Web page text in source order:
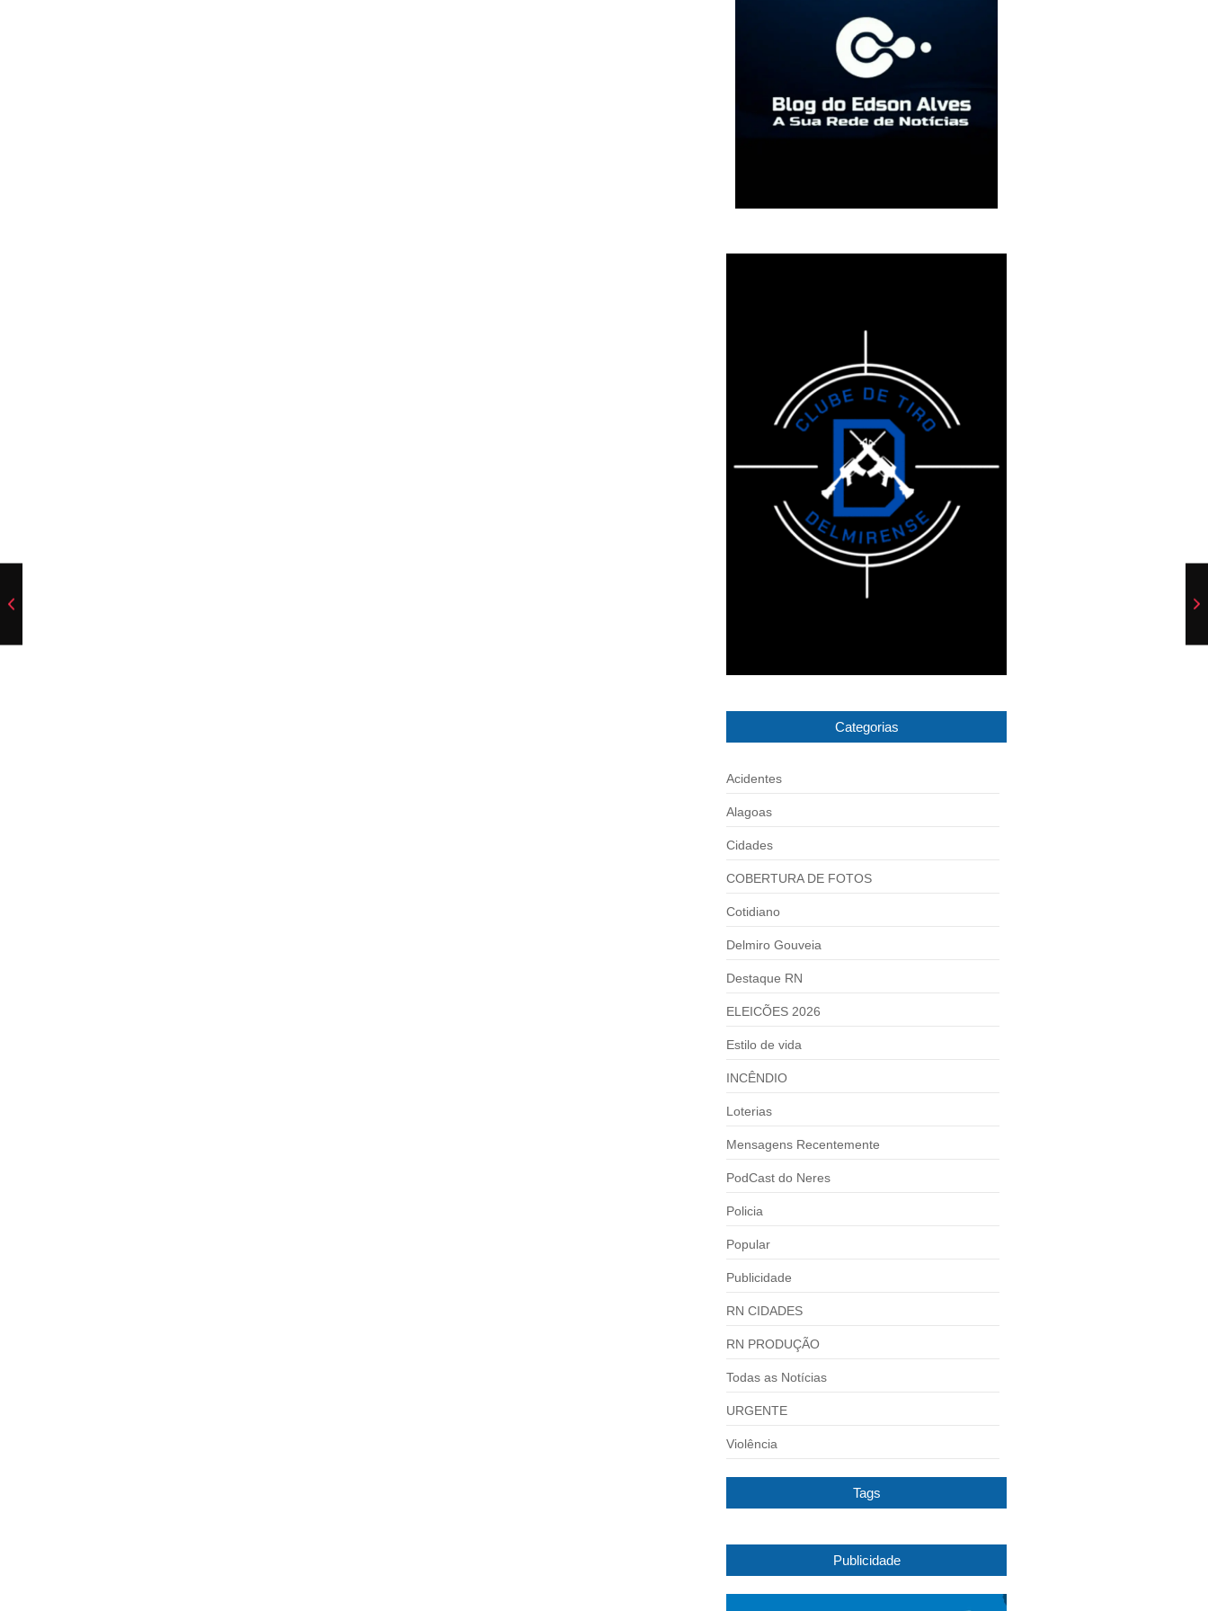
Categorias
Acidentes
Alagoas
Cidades
COBERTURA DE FOTOS
Cotidiano
Delmiro Gouveia
Destaque RN
ELEICÕES 2026
Estilo de vida
INCÊNDIO
Loterias
Mensagens Recentemente
PodCast do Neres
Policia
Popular
Publicidade
RN CIDADES
RN PRODUÇÃO
Todas as Notícias
URGENTE
Violência
Tags
Publicidade